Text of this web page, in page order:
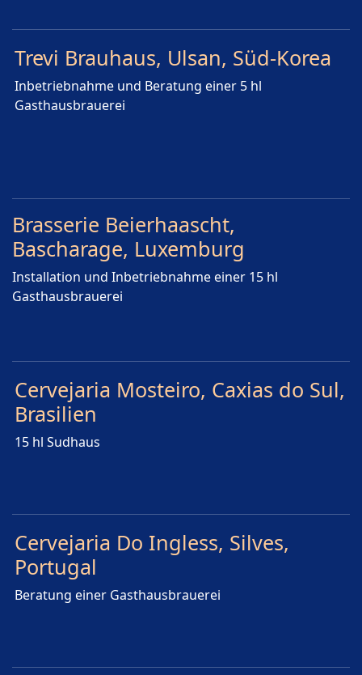
Trevi Brauhaus, Ulsan, Süd-Korea
Inbetriebnahme und Beratung einer 5 hl
Gasthausbrauerei
Brasserie Beierhaascht,
Bascharage, Luxemburg
Installation und Inbetriebnahme einer 15 hl
Gasthausbrauerei
Cervejaria Mosteiro, Caxias do Sul,
Brasilien
15 hl Sudhaus
Cervejaria Do Ingless, Silves,
Portugal
Beratung einer Gasthausbrauerei